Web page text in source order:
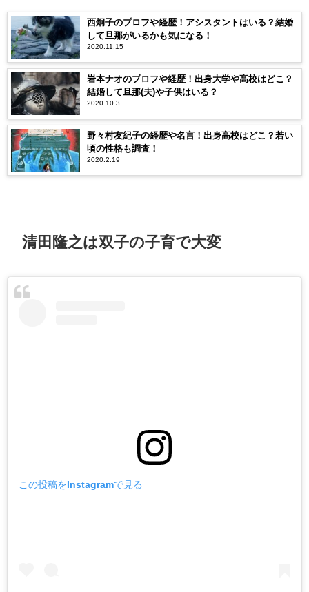
西炯子のプロフや経歴！アシスタントはいる？結婚
して旦那がいるかも気になる！
2020.11.15
岩本ナオのプロフや経歴！出身大学や高校はどこ？
結婚して旦那(夫)や子供はいる？
2020.10.3
野々村友紀子の経歴や名言！出身高校はどこ？若い
頃の性格も調査！
2020.2.19
清田隆之は双子の子育で大変
この投稿をInstagramで見る